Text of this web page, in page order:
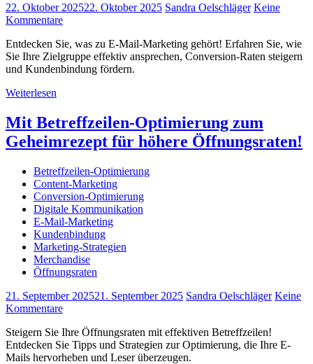
22. Oktober 202522. Oktober 2025 Sandra Oelschläger Keine
Kommentare
Entdecken Sie, was zu E-Mail-Marketing gehört! Erfahren Sie, wie
Sie Ihre Zielgruppe effektiv ansprechen, Conversion-Raten steigern
und Kundenbindung fördern.
Weiterlesen
Mit Betreffzeilen-Optimierung zum
Geheimrezept für höhere Öffnungsraten!
Betreffzeilen-Optimierung
Content-Marketing
Conversion-Optimierung
Digitale Kommunikation
E-Mail-Marketing
Kundenbindung
Marketing-Strategien
Merchandise
Öffnungsraten
21. September 202521. September 2025 Sandra Oelschläger Keine
Kommentare
Steigern Sie Ihre Öffnungsraten mit effektiven Betreffzeilen!
Entdecken Sie Tipps und Strategien zur Optimierung, die Ihre E-
Mails hervorheben und Leser überzeugen.